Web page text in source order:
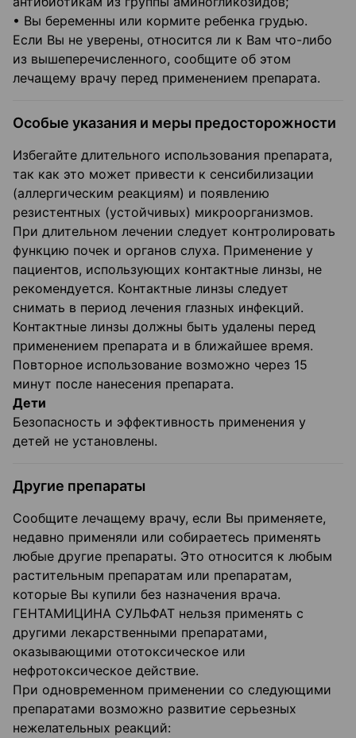
• Вы беременны или кормите ребенка грудью.
Если Вы не уверены, относится ли к Вам что-либо
из вышеперечисленного, сообщите об этом
лечащему врачу перед применением препарата.
Особые указания и меры предосторожности
Избегайте длительного использования препарата,
так как это может привести к сенсибилизации
(аллергическим реакциям) и появлению
резистентных (устойчивых) микроорганизмов.
При длительном лечении следует контролировать
функцию почек и органов слуха. Применение у
пациентов, использующих контактные линзы, не
рекомендуется. Контактные линзы следует
снимать в период лечения глазных инфекций.
Контактные линзы должны быть удалены перед
применением препарата и в ближайшее время.
Повторное использование возможно через 15
минут после нанесения препарата.
Дети
Безопасность и эффективность применения у
детей не установлены.
Другие препараты
Сообщите лечащему врачу, если Вы применяете,
недавно применяли или собираетесь применять
любые другие препараты. Это относится к любым
растительным препаратам или препаратам,
которые Вы купили без назначения врача.
ГЕНТАМИЦИНА СУЛЬФАТ нельзя применять с
другими лекарственными препаратами,
оказывающими ототоксическое или
нефротоксическое действие.
При одновременном применении со следующими
препаратами возможно развитие серьезных
нежелательных реакций: